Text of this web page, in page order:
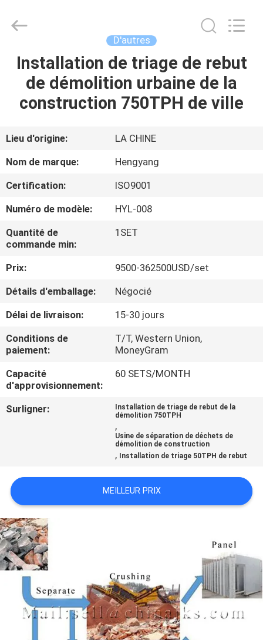
MAISON
PRODUITS
AU
SUJET
DE
VISITE
CONTRÔLE
DE
QUALITÉ
CONTACTEZ-
NOUS
PLAN
DU
SITE
POLITIQUE
CONFIDENTIALITÉ
Zhengzhou
Hengyang
D'autres
Installation de triage de rebut
de démolition urbaine de la
construction 750TPH de ville
Lieu d'origine:
LA CHINE
Nom de marque:
Hengyang
Certification:
ISO9001
Numéro de modèle:
HYL-008
Quantité de
commande min:
1SET
Prix:
9500-362500USD/set
Détails d'emballage:
Négocié
Délai de livraison:
15-30 jours
Conditions de
paiement:
T/T, Western Union,
MoneyGram
Capacité
d'approvisionnement:
60 SETS/MONTH
Surligner:
Installation de triage de rebut de la
démolition 750TPH
,
Usine de séparation de déchets de
démolition de construction
, Installation de triage 50TPH de rebut
MEILLEUR PRIX